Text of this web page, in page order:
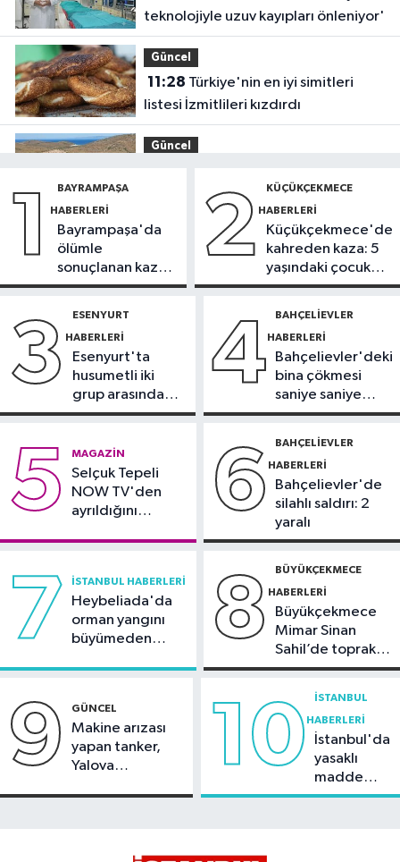
teknolojiyle uzuv kayıpları önleniyor'
Güncel
11:28
listesi İzmitlileri kızdırdı
Güncel
içinden yürüyerek geçiyorlar
Güncel
bugünden şekilleniyor’
yangınlara neden olabilir
Yelken Yarışları'nda ilk günün
sonuçları belli oldu
1 BAYRAMPAŞA
HABERLERI
Bayrampaşa'da
ölümle
sonuçlanan kaza:
Sürücü
2 KÜÇÜKÇEKMECE
HABERLERI
Küçükçekmece'de
kahreden kaza: 5
yaşındaki çocuk
yoğun bakımda
3 ESENYURT
HABERLERI
Esenyurt'ta
husumetli iki
grup arasında
silahlı kavga
4 BAHÇELIEVLER
HABERLERI
Bahçelievler'deki
bina çökmesi
saniye saniye
görüntülendi
5 MAGAZIN
Selçuk Tepeli
NOW TV'den
ayrıldığını
6 BAHÇELIEVLER
HABERLERI
Bahçelievler'de
silahlı saldırı: 2
yaralı
7 İSTANBUL HABERLERI
Heybeliada'da
orman yangını
büyümeden
8 BÜYÜKÇEKMECE
HABERLERI
Büyükçekmece
Mimar Sinan
Sahil’de toprak
kayması
9 GÜNCEL
Makine arızası
yapan tanker,
Yalova
10 İSTANBUL
HABERLERI
İstanbul'da
yasaklı
madde
operasyonu